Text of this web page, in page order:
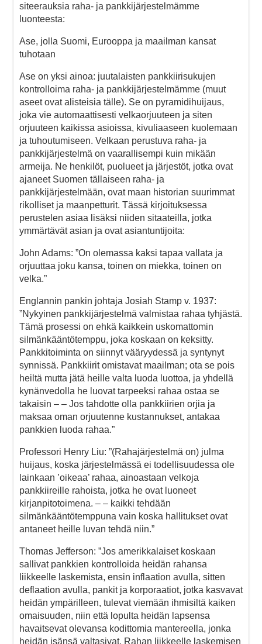
siteerauksia raha- ja pankkijärjestelmämme
luonteesta:
Ase, jolla Suomi, Eurooppa ja maailman kansat
tuhotaan
Ase on yksi ainoa: juutalaisten pankkiirisukujen
kontrolloima raha- ja pankkijärjestelmämme (muut
aseet ovat alisteisia tälle). Se on pyramidihuijaus,
joka vie automaattisesti velkaorjuuteen ja siten
orjuuteen kaikissa asioissa, kivuliaaseen kuolemaan
ja tuhoutumiseen. Velkaan perustuva raha- ja
pankkijärjestelmä on vaarallisempi kuin mikään
armeija. Ne henkilöt, puolueet ja järjestöt, jotka ovat
ajaneet Suomen tällaiseen raha- ja
pankkijärjestelmään, ovat maan historian suurimmat
rikolliset ja maanpetturit. Tässä kirjoituksessa
perustelen asiaa lisäksi niiden sitaateilla, jotka
ymmärtävät asian ja ovat asiantuntijoita:
John Adams: ”On olemassa kaksi tapaa vallata ja
orjuuttaa joku kansa, toinen on miekka, toinen on
velka.”
Englannin pankin johtaja Josiah Stamp v. 1937:
”Nykyinen pankkijärjestelmä valmistaa rahaa tyhjästä.
Tämä prosessi on ehkä kaikkein uskomattomin
silmänkääntötemppu, joka koskaan on keksitty.
Pankkitoiminta on siinnyt vääryydessä ja syntynyt
synnissä. Pankkiirit omistavat maailman; ota se pois
heiltä mutta jätä heille valta luoda luottoa, ja yhdellä
kynänvedolla he luovat tarpeeksi rahaa ostaa se
takaisin – – Jos tahdotte olla pankkiirien orjia ja
maksaa oman orjuutenne kustannukset, antakaa
pankkien luoda rahaa.”
Professori Henry Liu: ”(Rahajärjestelmä on) julma
huijaus, koska järjestelmässä ei todellisuudessa ole
lainkaan ’oikeaa’ rahaa, ainoastaan velkoja
pankkiireille rahoista, jotka he ovat luoneet
kirjanpitotoimena. – – kaikki tehdään
silmänkääntötemppuna vain koska hallitukset ovat
antaneet heille luvan tehdä niin.”
Thomas Jefferson: ”Jos amerikkalaiset koskaan
sallivat pankkien kontrolloida heidän rahansa
liikkeelle laskemista, ensin inflaation avulla, sitten
deflaation avulla, pankit ja korporaatiot, jotka kasvavat
heidän ympärilleen, tulevat viemään ihmisiltä kaiken
omaisuuden, niin että lopulta heidän lapsensa
havaitsevat olevansa kodittomia mantereella, jonka
heidän isänsä valtasivat. Rahan liikkeelle laskemisen